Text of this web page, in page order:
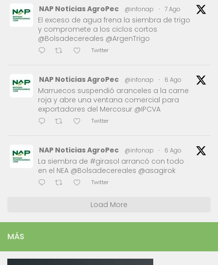
NAP Noticias AgroPec @infonap · 7 Ago
El exceso de agua frena la siembra de trigo
y compromete a los ciclos cortos
@Bolsadecereales @ArgenTrigo
Twitter
NAP Noticias AgroPec @infonap · 6 Ago
Marruecos suspendió aranceles a la carne
roja y abre una ventana comercial para
exportadores del Mercosur @IPCVA
Twitter
NAP Noticias AgroPec @infonap · 6 Ago
La siembra de #girasol arrancó con todo
en el NEA @Bolsadecereales @asagirok
Twitter
Load More
MÁS